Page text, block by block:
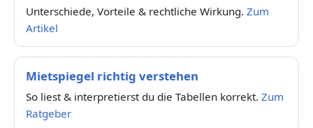
Unterschiede, Vorteile & rechtliche Wirkung. Zum
Artikel
Mietspiegel richtig verstehen
So liest & interpretierst du die Tabellen korrekt. Zum
Ratgeber